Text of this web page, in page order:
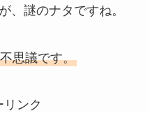
、謎のナタですね。
思議です。
リンク